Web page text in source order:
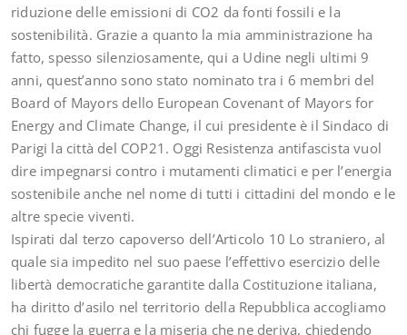
riduzione delle emissioni di CO2 da fonti fossili e la
sostenibilità. Grazie a quanto la mia amministrazione ha
fatto, spesso silenziosamente, qui a Udine negli ultimi 9
anni, quest’anno sono stato nominato tra i 6 membri del
Board of Mayors dello European Covenant of Mayors for
Energy and Climate Change, il cui presidente è il Sindaco di
Parigi la città del COP21. Oggi Resistenza antifascista vuol
dire impegnarsi contro i mutamenti climatici e per l’energia
sostenibile anche nel nome di tutti i cittadini del mondo e le
altre specie viventi.
Ispirati dal terzo capoverso dell’Articolo 10 Lo straniero, al
quale sia impedito nel suo paese l’effettivo esercizio delle
libertà democratiche garantite dalla Costituzione italiana,
ha diritto d’asilo nel territorio della Repubblica accogliamo
chi fugge la guerra e la miseria che ne deriva, chiedendo